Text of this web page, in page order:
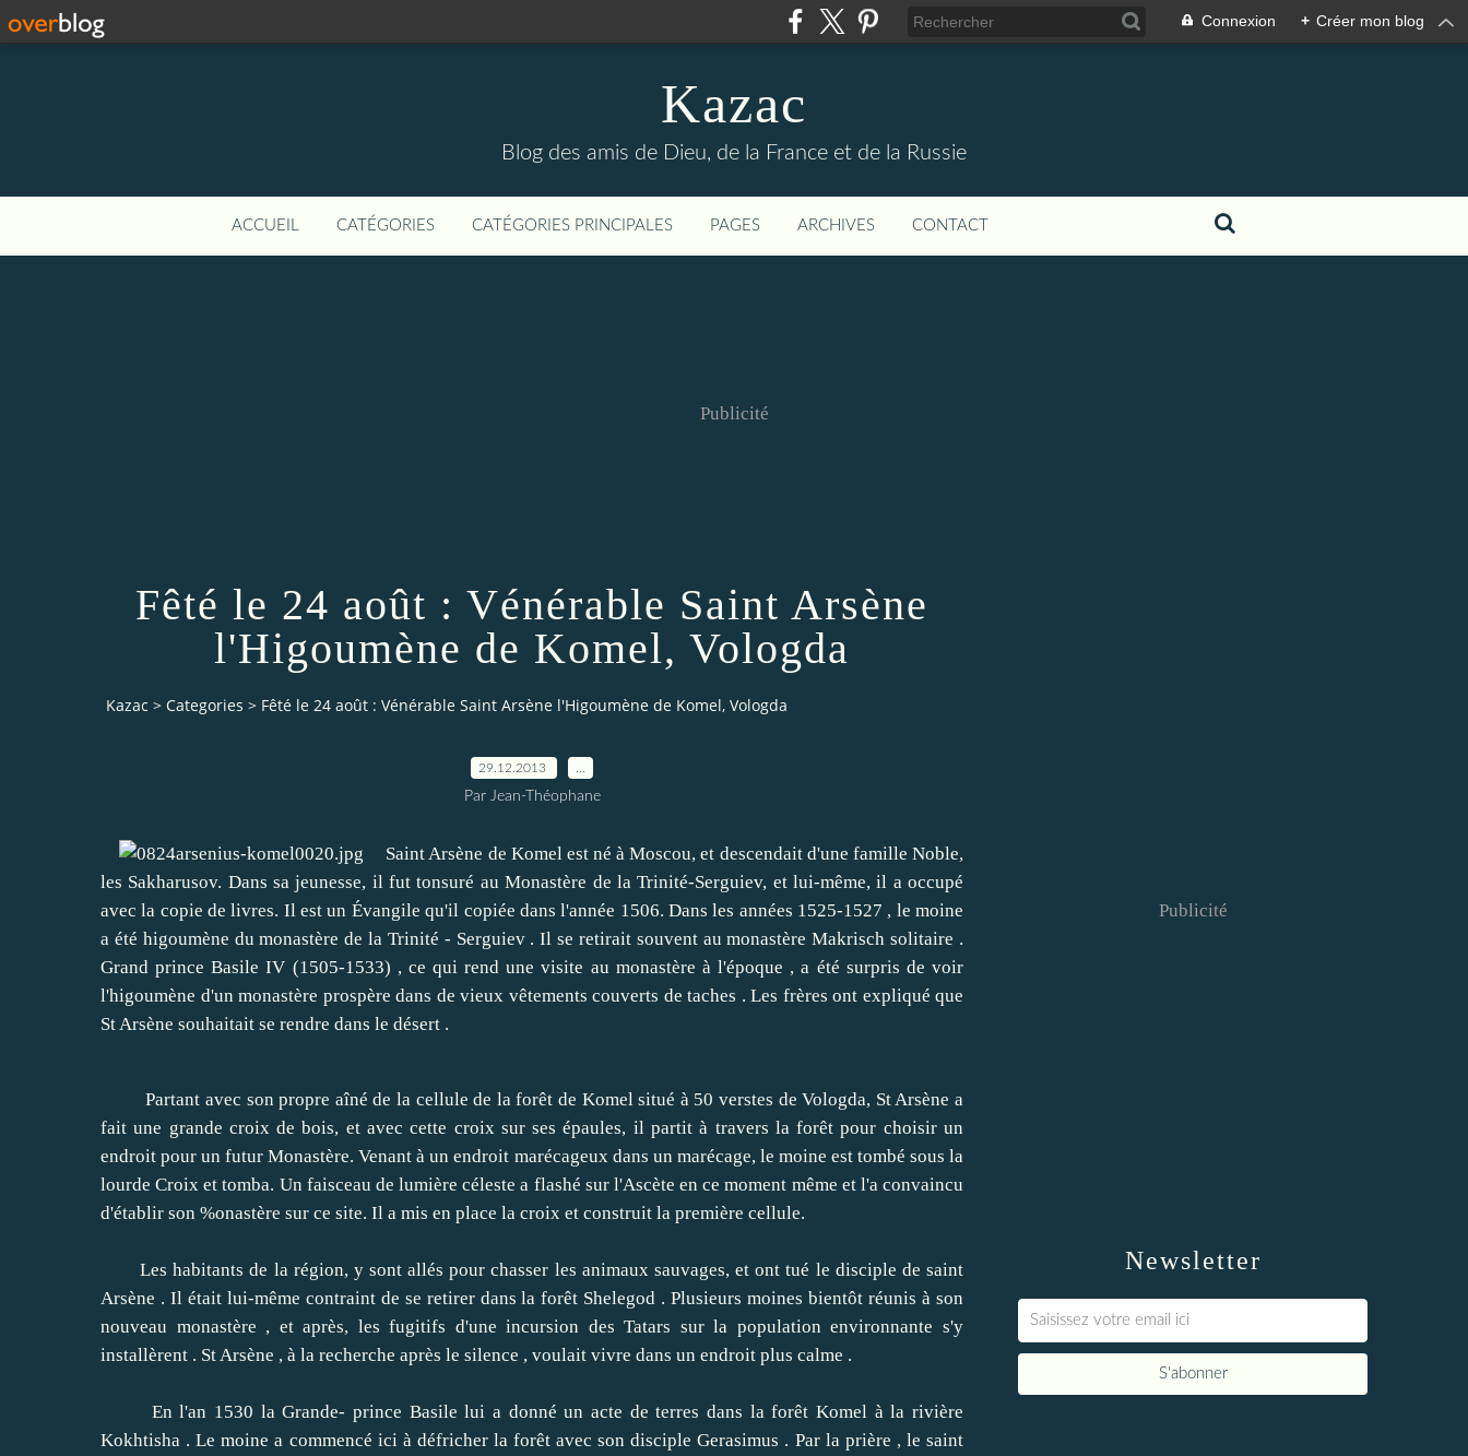
Connexion + Créer mon blog
Kazac
Blog des amis de Dieu, de la France et de la Russie
ACCUEIL CATÉGORIES CATÉGORIES PRINCIPALES PAGES ARCHIVES CONTACT
Publicité
Fêté le 24 août : Vénérable Saint Arsène
l'Higoumène de Komel, Vologda
Kazac > Categories > Fêté le 24 août : Vénérable Saint Arsène l'Higoumène de Komel, Vologda
29.12.2013
Par Jean-Théophane
Saint Arsène de Komel est né à Moscou, et descendait d'une famille Noble,
les Sakharusov. Dans sa jeunesse, il fut tonsuré au Monastère de la Trinité-Serguiev, et lui-même, il a occupé
avec la copie de livres. Il est un Évangile qu'il copiée dans l'année 1506. Dans les années 1525-1527 , le moine
a été higoumène du monastère de la Trinité - Serguiev . Il se retirait souvent au monastère Makrisch solitaire .
Grand prince Basile IV (1505-1533) , ce qui rend une visite au monastère à l'époque , a été surpris de voir
l'higoumène d'un monastère prospère dans de vieux vêtements couverts de taches . Les frères ont expliqué que
St Arsène souhaitait se rendre dans le désert .
Partant avec son propre aîné de la cellule de la forêt de Komel situé à 50 verstes de Vologda, St Arsène a
fait une grande croix de bois, et avec cette croix sur ses épaules, il partit à travers la forêt pour choisir un
endroit pour un futur Monastère. Venant à un endroit marécageux dans un marécage, le moine est tombé sous la
lourde Croix et tomba. Un faisceau de lumière céleste a flashé sur l'Ascète en ce moment même et l'a convaincu
d'établir son %onastère sur ce site. Il a mis en place la croix et construit la première cellule.
Les habitants de la région, y sont allés pour chasser les animaux sauvages, et ont tué le disciple de saint
Arsène . Il était lui-même contraint de se retirer dans la forêt Shelegod . Plusieurs moines bientôt réunis à son
nouveau monastère , et après, les fugitifs d'une incursion des Tatars sur la population environnante s'y
installèrent . St Arsène , à la recherche après le silence , voulait vivre dans un endroit plus calme .
En l'an 1530 la Grande- prince Basile lui a donné un acte de terres dans la forêt Komel à la rivière
Kokhtisha . Le moine a commencé ici à défricher la forêt avec son disciple Gerasimus . Par la prière , le saint
Newsletter
Publicité